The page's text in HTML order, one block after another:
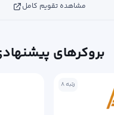
مشاهده تقویم کامل
بروکرهای
رتبه ۸